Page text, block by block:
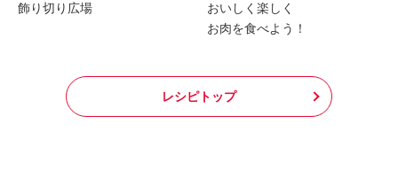
飾り切り広場
おいしく楽しく
お肉を食べよう！
レシピトップ